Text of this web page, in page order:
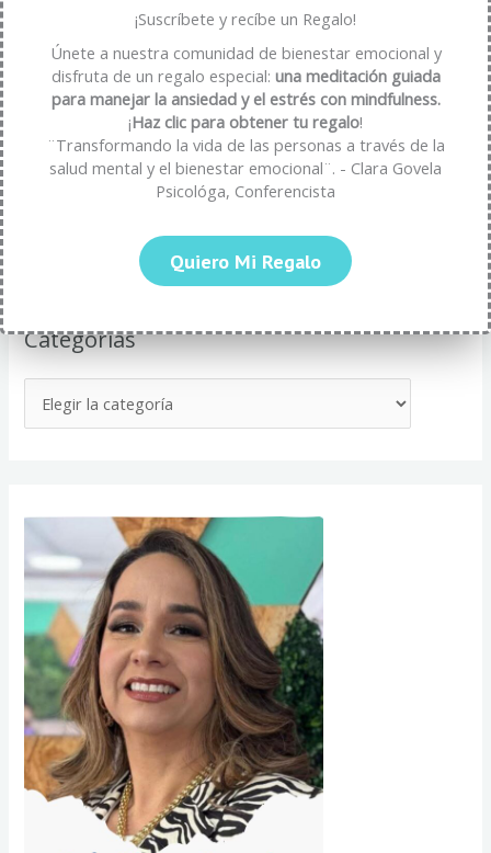
¡Suscríbete y recíbe un Regalo!
Únete a nuestra comunidad de bienestar emocional y
disfruta de un regalo especial: una meditación guiada
para manejar la ansiedad y el estrés con mindfulness.
¡Haz clic para obtener tu regalo!
¨Transformando la vida de las personas a través de la
salud mental y el bienestar emocional¨. - Clara Govela
Psicológa, Conferencista
Quiero Mi Regalo
fortalece tu bienestar emocional
cómo transformar la frustración en oportunidad
Estrategías para Evitar el Agotamiento por Autoexigencia
Mindfulness y Neurolingüística: Transformando tu Bienestar
Mental
Cómo el Lenguaje y la Neurolingüística Fortalecen tu
Categorías